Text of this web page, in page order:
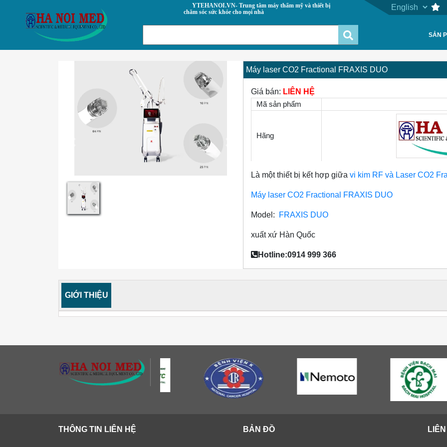
YTEHANOI.VN- Trung tâm máy thẩm mỹ và thiết bị
chăm sóc sức khỏe cho mọi nhà
SẢN
Máy laser CO2 Fractional FRAXIS DUO
Giá bán: LIÊN HỆ
Mã sản phẩm
Hãng
Là một thiết bị kết hợp giữa vi kim RF và Laser CO2
Máy laser CO2 Fractional FRAXIS DUO
Model: FRAXIS DUO
xuất xứ Hàn Quốc
Hotline:0914 999 366
GIỚI THIỆU
THÔNG TIN LIÊN HỆ BẢN ĐỒ